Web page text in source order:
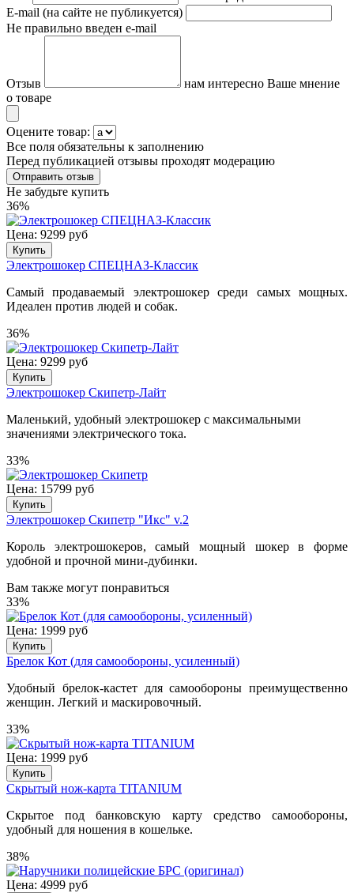
E-mail (на сайте не публикуется)
Не правильно введен e-mail
Отзыв
нам интересно Ваше мнение
о товаре
Оцените товар:
Все поля обязательны к заполнению
Перед публикацией отзывы проходят модерацию
Не забудьте купить
36%
Цена: 9299 руб
Купить
Электрошокер СПЕЦНАЗ-Классик
Самый продаваемый электрошокер среди самых мощных.
Идеален против людей и собак.
36%
Цена: 9299 руб
Купить
Электрошокер Скипетр-Лайт
Маленький, удобный электрошокер с максимальными
значениями электрического тока.
33%
Цена: 15799 руб
Купить
Электрошокер Скипетр "Икс" v.2
Король электрошокеров, самый мощный шокер в форме
удобной и прочной мини-дубинки.
Вам также могут понравиться
33%
Цена: 1999 руб
Купить
Брелок Кот (для самообороны, усиленный)
Удобный брелок-кастет для самообороны преимущественно
женщин. Легкий и маскировочный.
33%
Цена: 1999 руб
Купить
Скрытый нож-карта TITANIUM
Скрытое под банковскую карту средство самообороны,
удобный для ношения в кошельке.
38%
Цена: 4999 руб